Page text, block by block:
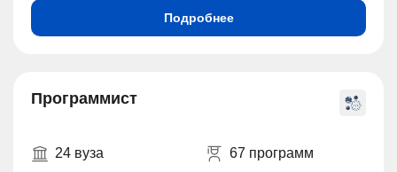
Подробнее
Программист
24 вуза 67 программ